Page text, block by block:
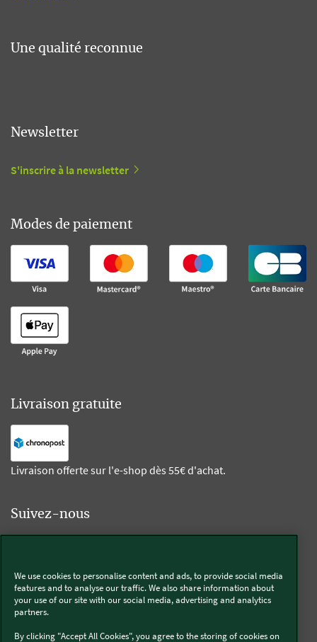
Une qualité reconnue
Newsletter
S'inscrire à la newsletter
Modes de paiement
Livraison gratuite
Livraison offerte sur l'e-shop dès 55€ d'achat.
Suivez-nous
Thermomix®
We use cookies to personalise content and ads, to provide social media
features and to analyse our traffic. We also share information about
your use of our site with our social media, advertising and analytics
partners.
By clicking "Accept All Cookies", you agree to the storing of cookies on